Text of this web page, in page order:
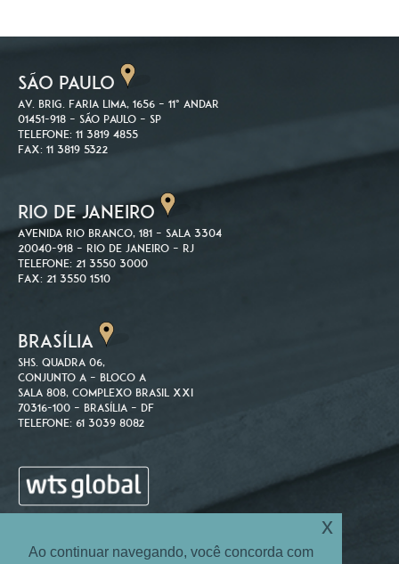
SÃO PAULO
Av. Brig. Faria Lima, 1656 – 11º andar
01451-918 – São Paulo – SP
Telefone: 11 3819 4855
Fax: 11 3819 5322
RIO DE JANEIRO
Avenida Rio Branco, 181 – Sala 3304
20040-918 – Rio de Janeiro – RJ
Telefone: 21 3550 3000
Fax: 21 3550 1510
BRASÍLIA
SHS. Quadra 06,
Conjunto A – Bloco A
Sala 808, Complexo Brasil XXI
70316-100 – Brasília – DF
Telefone: 61 3039 8082
Ao continuar navegando, você concorda com
x